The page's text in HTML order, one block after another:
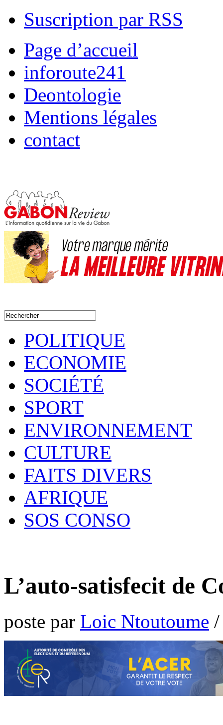
Suscription par RSS
Page d’accueil
inforoute241
Deontologie
Mentions légales
contact
POLITIQUE
ECONOMIE
SOCIÉTÉ
SPORT
ENVIRONNEMENT
CULTURE
FAITS DIVERS
AFRIQUE
SOS CONSO
L’auto-satisfecit de
poste par Loic Ntoutoume